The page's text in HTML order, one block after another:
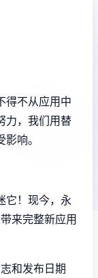
得不从应用中
力，我们用替
响。
它！现今，永
来完整新应用
和发布日期